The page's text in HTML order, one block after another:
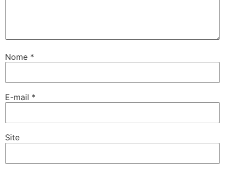
Nome *
E-mail *
Site